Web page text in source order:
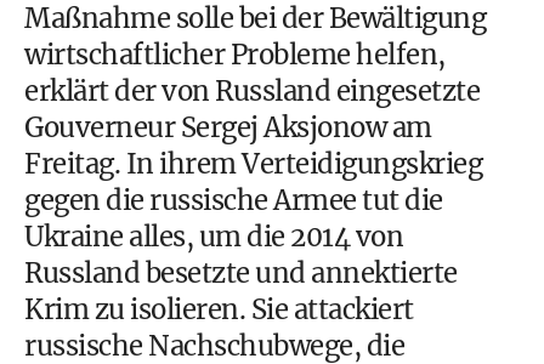
Maßnahme solle bei der Bewältigung
wirtschaftlicher Probleme helfen,
erklärt der von Russland eingesetzte
Gouverneur Sergej Aksjonow am
Freitag. In ihrem Verteidigungskrieg
gegen die russische Armee tut die
Ukraine alles, um die 2014 von
Russland besetzte und annektierte
Krim zu isolieren. Sie attackiert
russische Nachschubwege, die